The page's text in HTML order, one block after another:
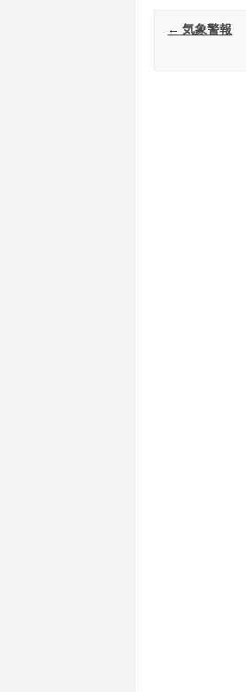
Post navigation
← 気象警報